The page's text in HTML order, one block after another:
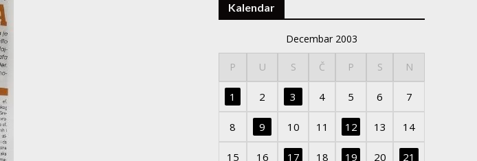
Kalendar
Decembar 2003
P U S Č P S N
1 2 3 4 5 6 7
8 9 10 11 12 13 14
15 16 17 18 19 20 21